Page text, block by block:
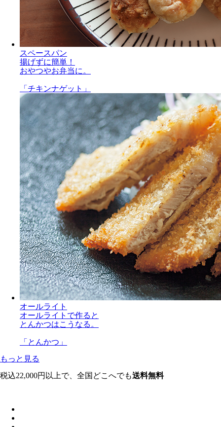
スペースパン
揚げずに簡単！
おやつやお弁当に。
「チキンナゲット」
オールライト
オールライトで作ると
とんかつはこうなる。
「とんかつ」
もっと見る
税込22,000円以上で、全国どこへでも送料無料